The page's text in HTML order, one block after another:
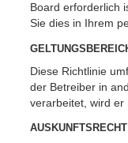
Board erforderlich
Sie dies in Ihrem
Diese Richtlinie
der Betreiber in
verarbeitet, wird er
AUSKUNFTSRECHT